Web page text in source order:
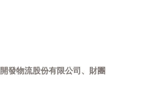
發物流股份有限公司、財團